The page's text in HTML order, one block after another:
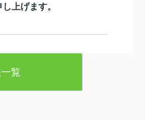
上げます。
☆★☆
た弊社をお選びいただ
覧